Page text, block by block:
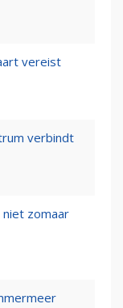
vereist
verbindt
niet zomaar